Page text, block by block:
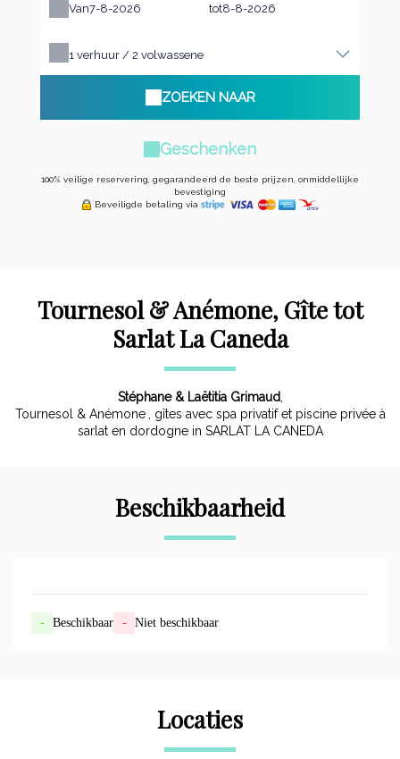
Van tot
1 verhuur / 2 volwassene
ZOEKEN NAAR
Geschenken
100% veilige reservering, gegarandeerd de beste prijzen, onmiddellijke
bevestiging
Beveiligde betaling via
Tournesol & Anémone, Gîte tot
Sarlat La Caneda
Stéphane & Laëtitia Grimaud,
Tournesol & Anémone
, gîtes avec spa privatif et piscine privée à
sarlat en dordogne in SARLAT LA CANEDA
Beschikbaarheid
- Beschikbaar - Niet beschikbaar
Locaties